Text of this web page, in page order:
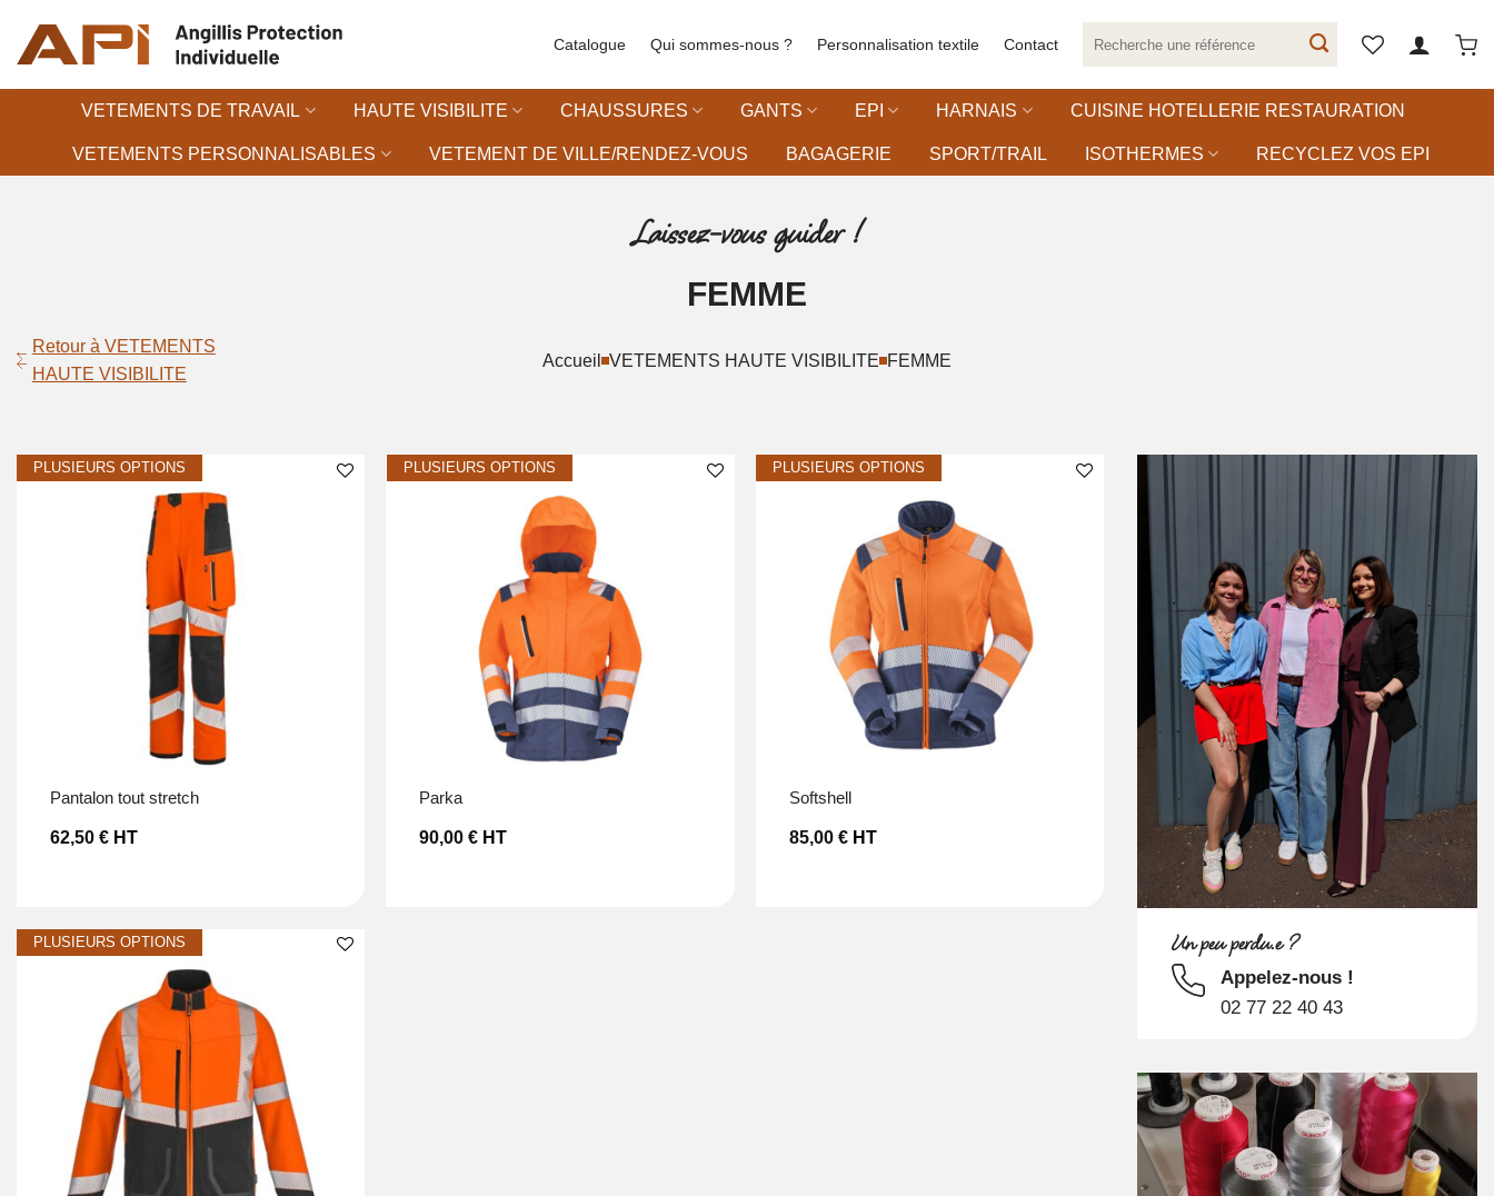
contenu
Catalogue Qui sommes-nous ? Personnalisation textile Contact
pour :
VETEMENTS DE TRAVAIL HAUTE VISIBILITE CHAUSSURES GANTS EPI HARNAIS CUISINE HOTELLERIE RESTAURATION
VETEMENTS PERSONNALISABLES VETEMENT DE VILLE/RENDEZ-VOUS BAGAGERIE SPORT/TRAIL ISOTHERMES RECYCLEZ VOS EPI
Laissez-vous guider !
FEMME
Retour à VETEMENTS
HAUTE VISIBILITE
Accueil VETEMENTS HAUTE VISIBILITE FEMME
Ajouter à la liste d’envies
pantalon tout stretch
62,50 €HT
Ajouter à la liste d’envies
parka
90,00€ HT
Ajouter à la liste d’envies
softshell
85,00€ HT
Ajouter à la liste d’envies
Un peu perdu.e ?
Appelez-nous !
02 77 22 40 43